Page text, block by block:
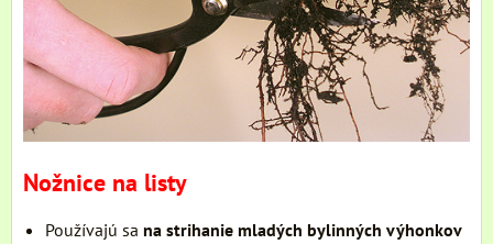
Nožnice na listy
Používajú sa na strihanie mladých bylinných výhonkov